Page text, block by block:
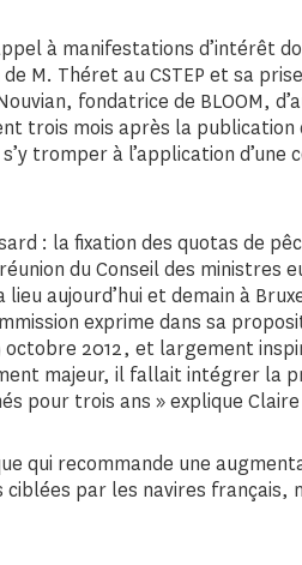
à manifestations d’intérêt
M. Théret au CSTEP et sa
fondatrice de BLOOM,
trois mois après la publication
tromper à l’application d’une
: la fixation des quotas de
du Conseil des ministres
aujourd’hui et demain à
exprime dans sa
2012, et largement
majeur, il fallait intégrer la
pour trois ans » explique
qui recommande une
par les navires français,